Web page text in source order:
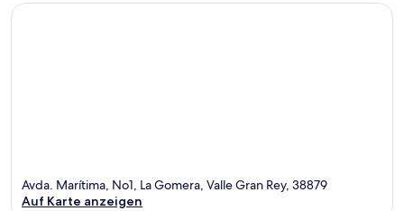
Avda. Marítima, No1, La Gomera, Valle Gran Rey, 38879
Auf Karte anzeigen